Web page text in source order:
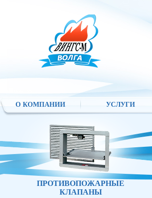
О КОМПАНИИ УСЛУГИ
ПРОТИВОПОЖАРНЫЕ
КЛАПАНЫ